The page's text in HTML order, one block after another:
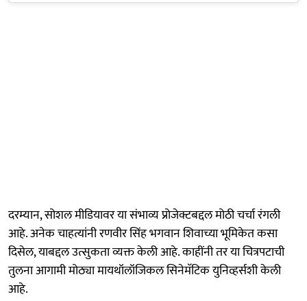
दरम्यान, सोशल मीडियावर या संभाव्य प्रोजेक्टबद्दल मोठी चर्चा रंगली
आहे. अनेक चाहत्यांनी रणवीर सिंह भगवान शिवाच्या भूमिकेत कसा
दिसेल, याबद्दल उत्सुकता व्यक्त केली आहे. काहींनी तर या चित्रपटाची
तुलना आगामी मोठ्या मायथॉलॉजिकल सिनेमॅटिक युनिव्हर्सशी केली
आहे.